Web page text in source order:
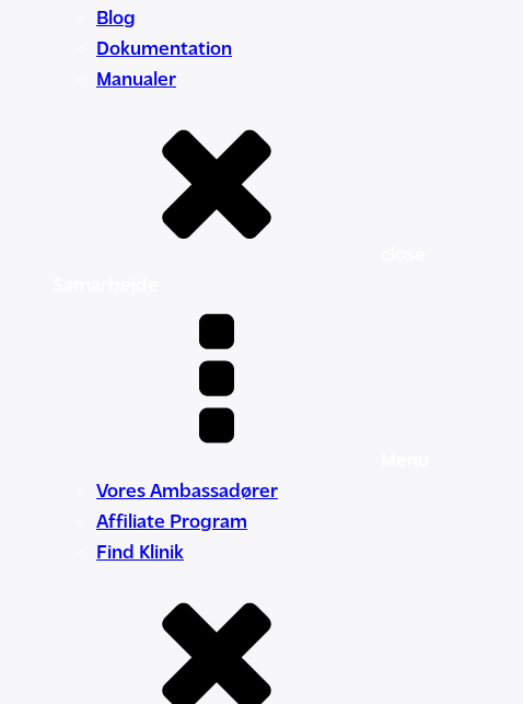
Blog
Dokumentation
Manualer
Vores Ambassadører
Affiliate Program
Find Klinik